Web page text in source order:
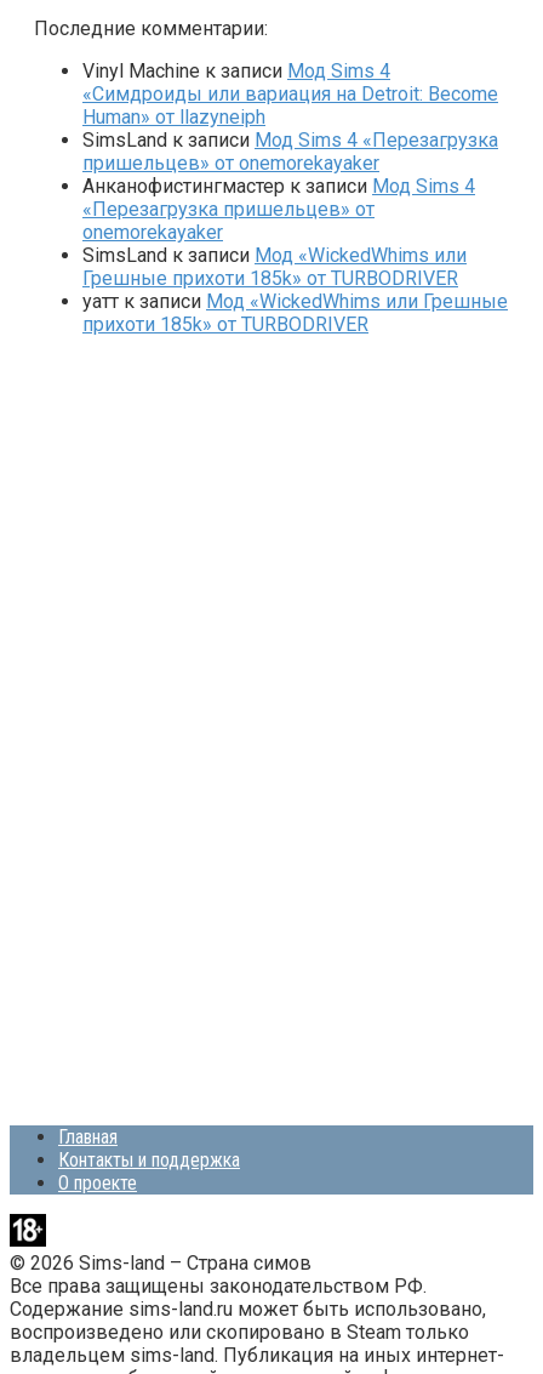
Последние комментарии:
Vinyl Machine к записи Мод Sims 4
«Симдроиды или вариация на Detroit: Become
Human» от llazyneiph
SimsLand к записи Мод Sims 4 «Перезагрузка
пришельцев» от onemorekayaker
Анканофистингмастер к записи Мод Sims 4
«Перезагрузка пришельцев» от
onemorekayaker
SimsLand к записи Мод «WickedWhims или
Грешные прихоти 185k» от TURBODRIVER
yaтт к записи Мод «WickedWhims или Грешные
прихоти 185k» от TURBODRIVER
Главная
Контакты и поддержка
О проекте
© 2026 Sims-land – Страна симов
Все права защищены законодательством РФ.
Содержание sims-land.ru может быть использовано,
воспроизведено или скопировано в Steam только
владельцем sims-land. Публикация на иных интернет-